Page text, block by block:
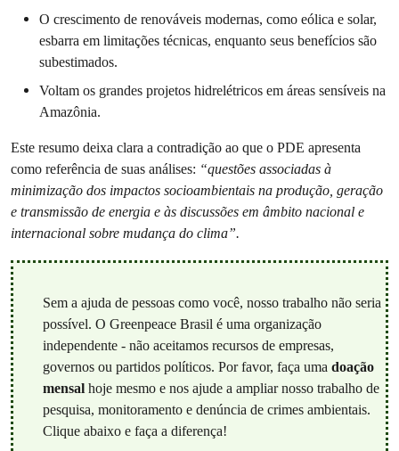
O crescimento de renováveis modernas, como eólica e solar,
esbarra em limitações técnicas, enquanto seus benefícios são
subestimados.
Voltam os grandes projetos hidrelétricos em áreas sensíveis na
Amazônia.
Este resumo deixa clara a contradição ao que o PDE apresenta
como referência de suas análises: “questões associadas à
minimização dos impactos socioambientais na produção, geração
e transmissão de energia e às discussões em âmbito nacional e
internacional sobre mudança do clima”.
Sem a ajuda de pessoas como você, nosso trabalho não seria
possível. O Greenpeace Brasil é uma organização
independente - não aceitamos recursos de empresas,
governos ou partidos políticos. Por favor, faça uma doação
mensalhoje mesmo e nos ajude a ampliar nosso trabalho de
pesquisa, monitoramento e denúncia de crimes ambientais.
Clique abaixo e faça a diferença!